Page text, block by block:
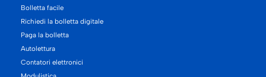
Bolletta facile
Richiedi la bolletta digitale
Paga la bolletta
Autolettura
Contatori elettronici